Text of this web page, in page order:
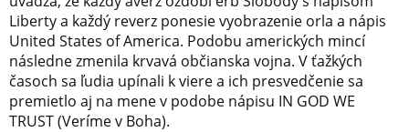
Liberty a každý reverz ponesie vyobrazenie orla a nápis
United States of America. Podobu amerických mincí
následne zmenila krvavá občianska vojna. V ťažkých
časoch sa ľudia upínali k viere a ich presvedčenie sa
premietlo aj na mene v podobe nápisu IN GOD WE
TRUST (Veríme v Boha).